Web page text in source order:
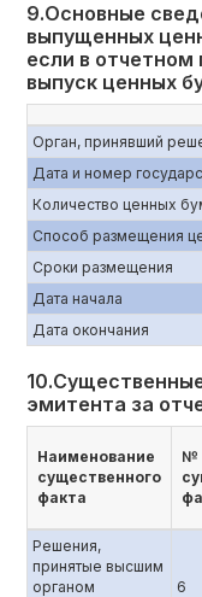
9.Основные
выпущенных
если в
выпуск ценных
Орган, принявший
Дата и номер
Количество ценных
Способ размещения
Сроки размещения
Дата начала
Дата окончания
эмитента за
Наименование
существенного
факта
№
Решения,
принятые высшим
органом
6